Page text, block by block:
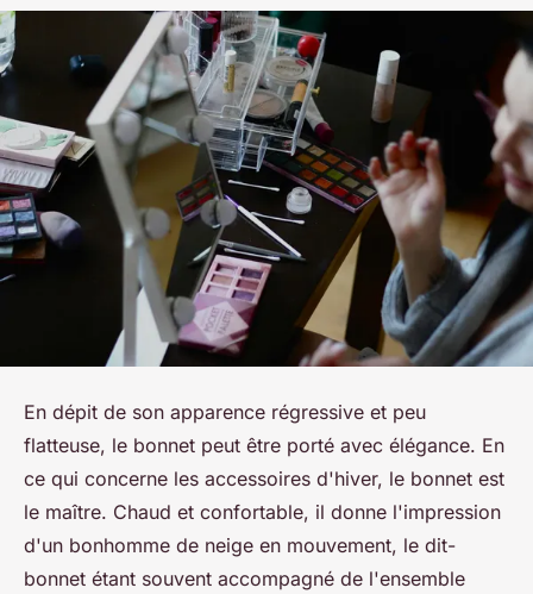
En dépit de son apparence régressive et peu
flatteuse, le bonnet peut être porté avec élégance. En
ce qui concerne les accessoires d'hiver, le bonnet est
le maître. Chaud et confortable, il donne l'impression
d'un bonhomme de neige en mouvement, le dit-
bonnet étant souvent accompagné de l'ensemble